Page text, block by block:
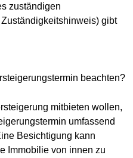
zuständigen
gibt
beachten?
mitbieten wollen,
umfassend
Besichtigung kann
Immobilie von innen zu